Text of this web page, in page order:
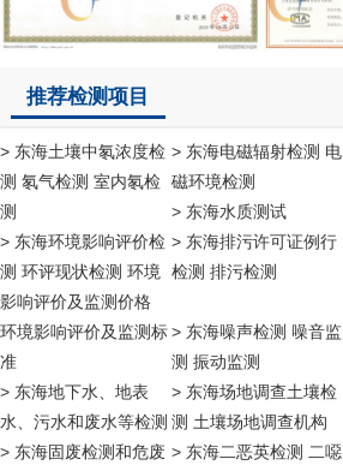
推荐检测项目
> 东海土壤中氡浓度检
测 氡气检测 室内氡检
测
> 东海电磁辐射检测 电
磁环境检测
> 东海水质测试
> 东海环境影响评价检
测 环评现状检测 环境
影响评价及监测价格
环境影响评价及监测标
准
> 东海排污许可证例行
检测 排污检测
> 东海噪声检测 噪音监
测 振动监测
> 东海地下水、地表
水、污水和废水等检测
> 东海场地调查土壤检
测 土壤场地调查机构
> 东海固废检测和危废 > 东海二恶英检测 二噁